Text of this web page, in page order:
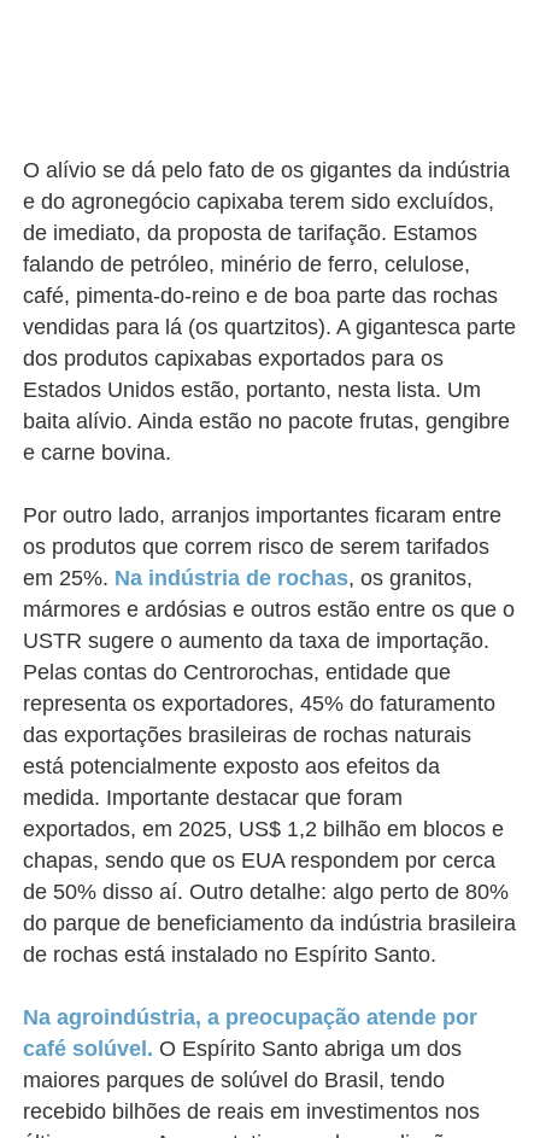
O alívio se dá pelo fato de os gigantes da indústria
e do agronegócio capixaba terem sido excluídos,
de imediato, da proposta de tarifação. Estamos
falando de petróleo, minério de ferro, celulose,
café, pimenta-do-reino e de boa parte das rochas
vendidas para lá (os quartzitos). A gigantesca parte
dos produtos capixabas exportados para os
Estados Unidos estão, portanto, nesta lista. Um
baita alívio. Ainda estão no pacote frutas, gengibre
e carne bovina.
Por outro lado, arranjos importantes ficaram entre
os produtos que correm risco de serem tarifados
em 25%. Na indústria de rochas, os granitos,
mármores e ardósias e outros estão entre os que o
USTR sugere o aumento da taxa de importação.
Pelas contas do Centrorochas, entidade que
representa os exportadores, 45% do faturamento
das exportações brasileiras de rochas naturais
está potencialmente exposto aos efeitos da
medida. Importante destacar que foram
exportados, em 2025, US$ 1,2 bilhão em blocos e
chapas, sendo que os EUA respondem por cerca
de 50% disso aí. Outro detalhe: algo perto de 80%
do parque de beneficiamento da indústria brasileira
de rochas está instalado no Espírito Santo.
Na agroindústria, a preocupação atende por
café solúvel. O Espírito Santo abriga um dos
maiores parques de solúvel do Brasil, tendo
recebido bilhões de reais em investimentos nos